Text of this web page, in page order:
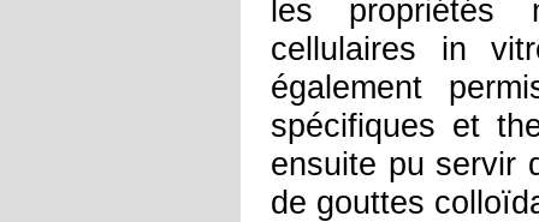
les propriétés
cellulaires in
également
spécifiques et
ensuite pu servir
de gouttes